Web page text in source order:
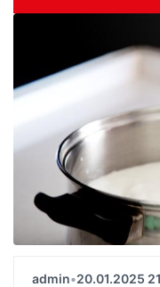
admin•20.01.2025